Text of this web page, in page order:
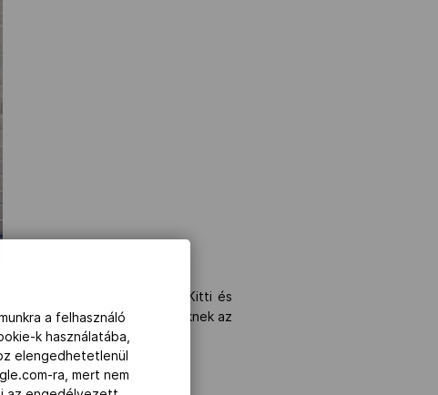
Hegedűs Diána, az ifi Nagy Kitti és
sikerült begyűjtenie, a többieknek az
a felhasználó
k használatába,
elengedhetetlenül
ra, mert nem